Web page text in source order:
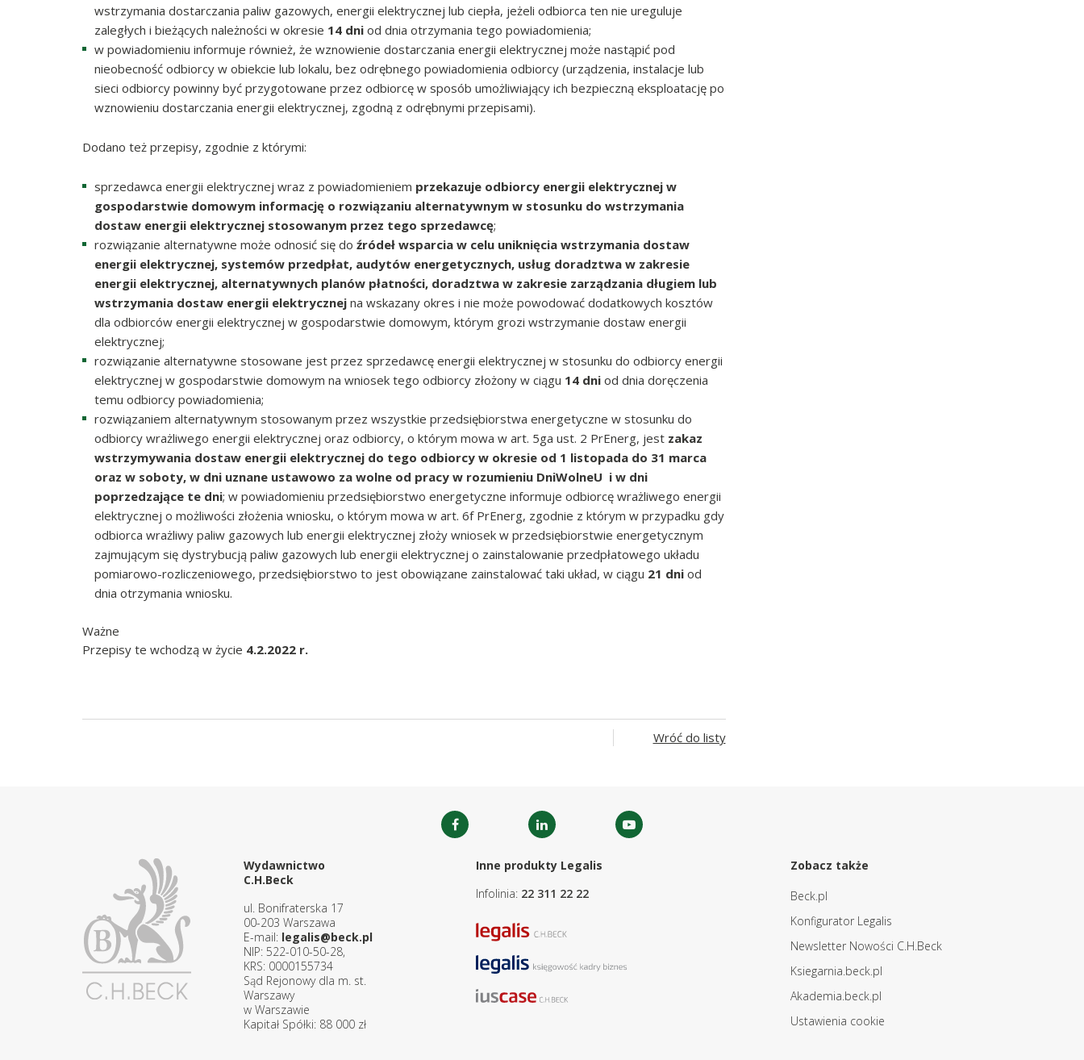
wstrzymania dostarczania paliw gazowych, energii elektrycznej lub ciepła, jeżeli odbiorca ten nie ureguluje
zaległych i bieżących należności w okresie 14 dni od dnia otrzymania tego powiadomienia;
w powiadomieniu informuje również, że wznowienie dostarczania energii elektrycznej może nastąpić pod
nieobecność odbiorcy w obiekcie lub lokalu, bez odrębnego powiadomienia odbiorcy (urządzenia, instalacje lub
sieci odbiorcy powinny być przygotowane przez odbiorcę w sposób umożliwiający ich bezpieczną eksploatację po
wznowieniu dostarczania energii elektrycznej, zgodną z odrębnymi przepisami).
Dodano też przepisy, zgodnie z którymi:
sprzedawca energii elektrycznej wraz z powiadomieniem przekazuje odbiorcy energii elektrycznej w
gospodarstwie domowym informację o rozwiązaniu alternatywnym w stosunku do wstrzymania
dostaw energii elektrycznej stosowanym przez tego sprzedawcę;
rozwiązanie alternatywne może odnosić się do źródeł wsparcia w celu uniknięcia wstrzymania dostaw
energii elektrycznej, systemów przedpłat, audytów energetycznych, usług doradztwa w zakresie
energii elektrycznej, alternatywnych planów płatności, doradztwa w zakresie zarządzania długiem lub
wstrzymania dostaw energii elektrycznej na wskazany okres i nie może powodować dodatkowych kosztów
dla odbiorców energii elektrycznej w gospodarstwie domowym, którym grozi wstrzymanie dostaw energii
elektrycznej;
rozwiązanie alternatywne stosowane jest przez sprzedawcę energii elektrycznej w stosunku do odbiorcy energii
elektrycznej w gospodarstwie domowym na wniosek tego odbiorcy złożony w ciągu 14 dni od dnia doręczenia
temu odbiorcy powiadomienia;
rozwiązaniem alternatywnym stosowanym przez wszystkie przedsiębiorstwa energetyczne w stosunku do
odbiorcy wrażliwego energii elektrycznej oraz odbiorcy, o którym mowa w art. 5ga ust. 2 PrEnerg, jest zakaz
wstrzymywania dostaw energii elektrycznej do tego odbiorcy w okresie od 1 listopada do 31 marca
oraz w soboty, w dni uznane ustawowo za wolne od pracy w rozumieniu DniWolneU i w dni
poprzedzające te dni; w powiadomieniu przedsiębiorstwo energetyczne informuje odbiorcę wrażliwego energii
elektrycznej o możliwości złożenia wniosku, o którym mowa w art. 6f PrEnerg, zgodnie z którym w przypadku gdy
odbiorca wrażliwy paliw gazowych lub energii elektrycznej złoży wniosek w przedsiębiorstwie energetycznym
zajmującym się dystrybucją paliw gazowych lub energii elektrycznej o zainstalowanie przedpłatowego układu
pomiarowo-rozliczeniowego, przedsiębiorstwo to jest obowiązane zainstalować taki układ, w ciągu 21 dni od
dnia otrzymania wniosku.
Ważne
Przepisy te wchodzą w życie 4.2.2022 r.
Wróć do listy
Wydawnictwo
C.H.Beck
ul. Bonifraterska 17
00-203 Warszawa
E-mail: legalis@beck.pl
NIP: 522-010-50-28,
KRS: 0000155734
Sąd Rejonowy dla m. st.
Warszawy
w Warszawie
Kapitał Spółki: 88 000 zł
Inne produkty Legalis
Infolinia: 22 311 22 22
Zobacz także
Beck.pl
Konfigurator Legalis
Newsletter Nowości C.H.Beck
Ksiegarnia.beck.pl
Akademia.beck.pl
Ustawienia cookie